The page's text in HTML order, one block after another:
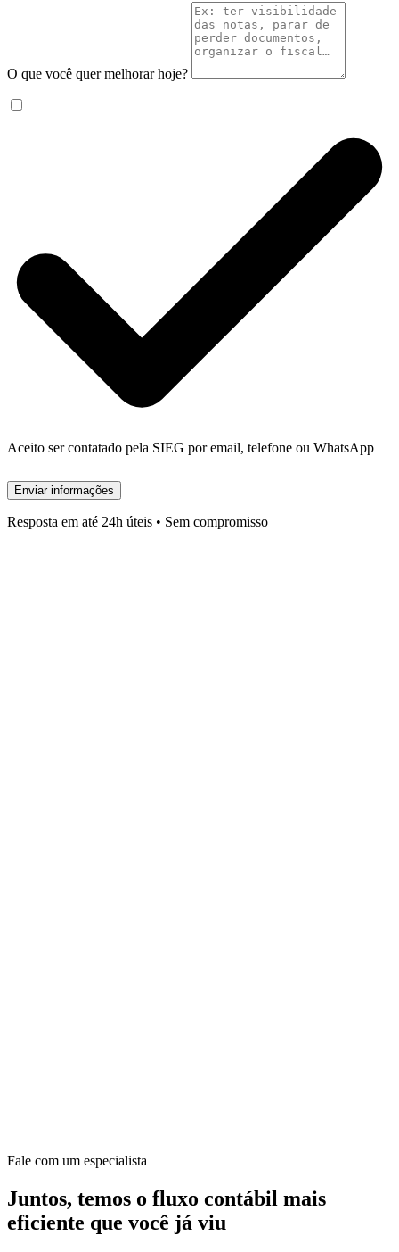
O que você quer melhorar hoje?
Aceito ser contatado pela SIEG por email, telefone ou WhatsApp
Enviar informações
Resposta em até 24h úteis • Sem compromisso
Fale com um especialista
Juntos, temos o fluxo contábil mais
eficiente que você já viu